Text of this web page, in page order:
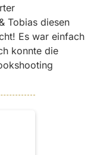
Tobias diesen
Es war einfach
konnte die